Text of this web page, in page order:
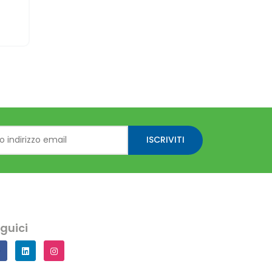
ISCRIVITI